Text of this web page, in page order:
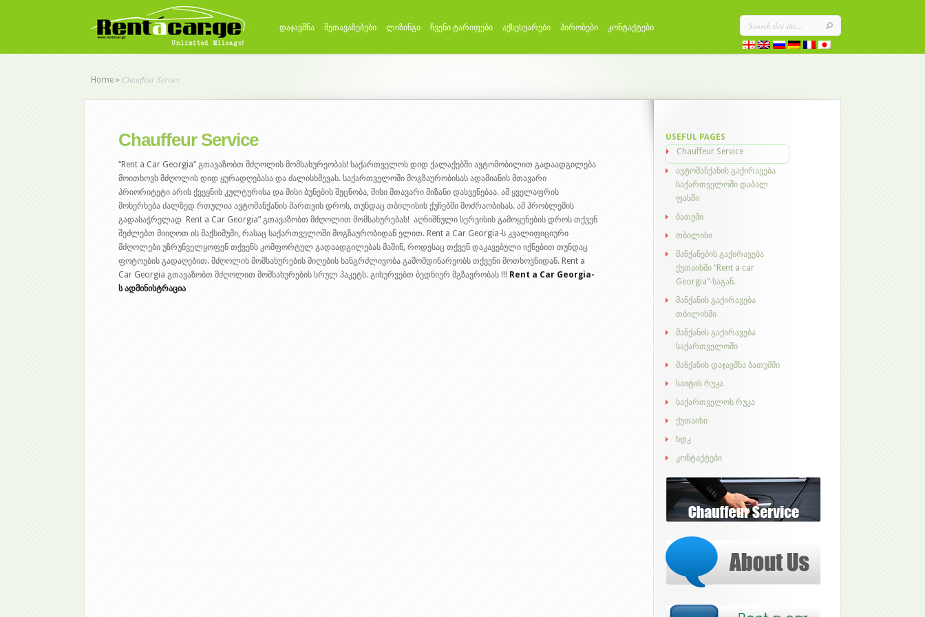
დაჯავშნა შეთავაზებები ლიზინგი ჩვენი ტარიფები აქსესუარები პირობები კონტაქტები
Home » Chauffeur Service
Chauffeur Service
“Rent a Car Georgia” გთავაზობთ მძღოლის მომსახურეობას! საქართველოს დიდ ქალაქებში ავტომობილით გადაადგილება
მოითხოვს მძღოლის დიდ ყურადღებასა და ძალისხმევას. საქართველოში მოგზაურობისას ადამიანის მთავარი
პრიორიტეტი არის ქვეყნის კულტურისა და მისი ბუნების შეცნობა, მისი მთავარი მიზანი დასვენებაა. ამ ყველაფრის
მოხერხება ძალზედ რთულია ავტომანქანის მართვის დროს, თუნდაც თბილისის ქუჩებში მოძრაობისას. ამ პრობლემის
გადასაჭრელად Rent a Car Georgia” გთავაზობთ მძღოლით მომსახურებას! აღნიშნული სერვისის გამოყენების დროს თქვენ
შეძლებთ მიიღოთ ის მაქსიმუმი, რასაც საქართველოში მოგზაურობიდან ელით. Rent a Car Georgia-ს კვალიფიციური
მძღოლები უზრუნველყოფენ თქვენს კომფორტულ გადაადგილებას მაშინ, როდესაც თქვენ დაკავებული იქნებით თუნდაც
ფოტოების გადაღებით. მძღოლის მომსახურების მიღების ხანგრძლივობა გამომდინარეობს თქვენი მოთხოვნიდან. Rent a
Car Georgia გთავაზობთ მძღოლით მომსახურების სრულ პაკეტს. გისურვებთ ბედნიერ მგზავრობას !!! Rent a Car Georgia-
ს ადმინისტრაცია
USEFUL PAGES
Chauffeur Service
ავტომანქანის გაქირავება
საქართველოში დაბალ
ფასში
ბათუმი
თბილისი
მანქანების გაქირავება
ქუთაისში “Rent a car
Georgia”-საგან.
მანქანის გაქირავება
თბილისში
მანქანის გაქირავება
საქართველოში
მანქანის დაჯავშნა ბათუმში
საიტის რუკა
საქართველოს რუკა
ქუთაისი
ხდკ
კონტაქტები